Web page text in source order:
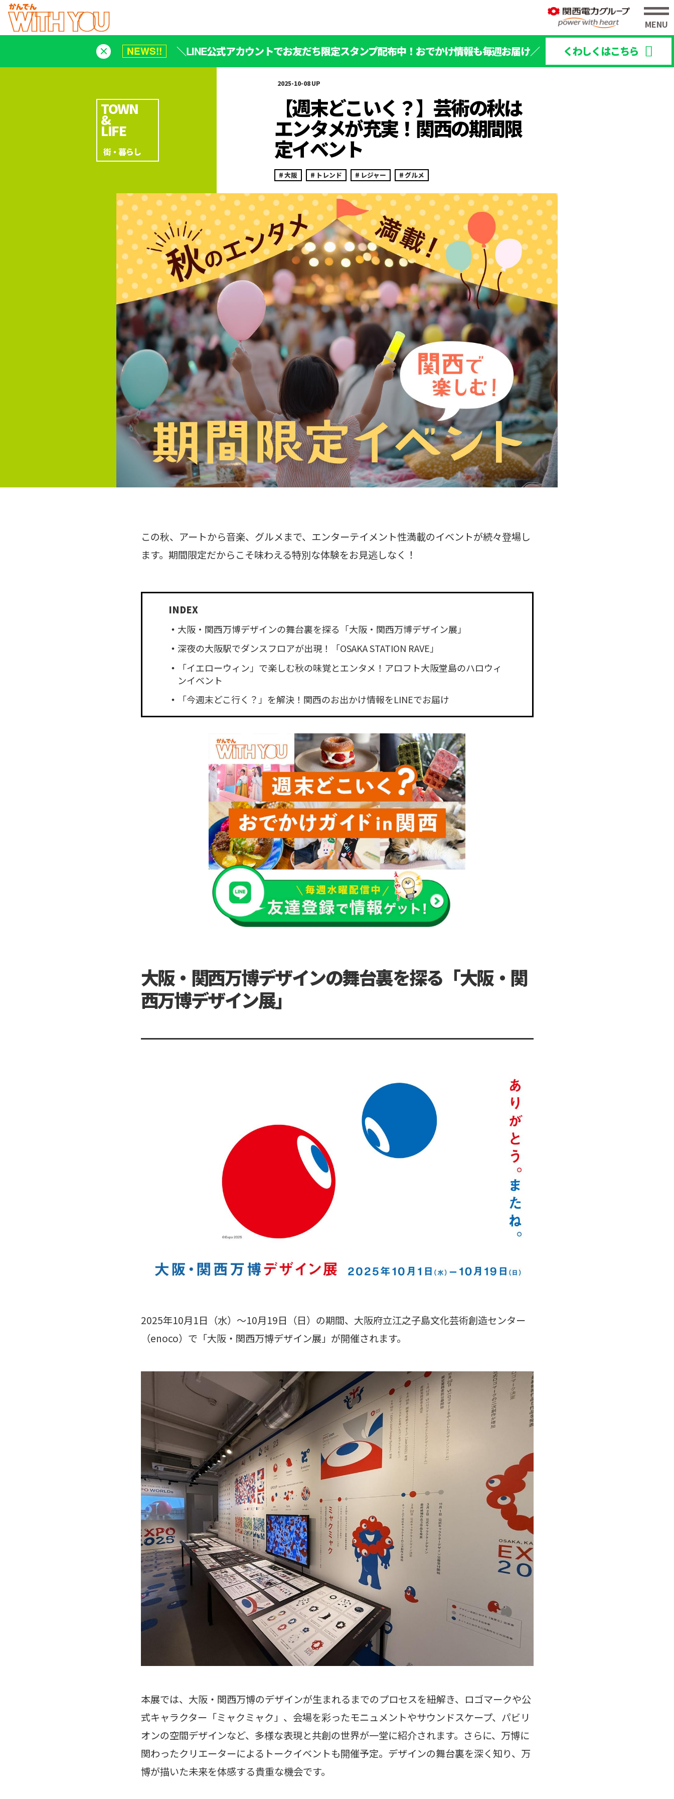
NEWS!! ＼LINE公式アカウントでお友だち限定スタンプ配布中！おでかけ情報も毎週お届け／ くわしくはこちら
2025-10-08
【週末どこいく？】芸術の秋は
エンタメが充実！関西の期間限
定イベント
大阪 トレンド レジャー グルメ
この秋、アートから音楽、グルメまで、エンターテイメント性満載のイベントが続々登場し
ます。期間限定だからこそ味わえる特別な体験をお見逃しなく！
大阪・関西万博デザインの舞台裏を探る「大阪・関西万博デザイン展」
深夜の大阪駅でダンスフロアが出現！「OSAKA STATION RAVE」
「イエローウィン」で楽しむ秋の味覚とエンタメ！アロフト大阪堂島のハロウィ
ンイベント
「今週末どこ行く？」を解決！関西のお出かけ情報をLINEでお届け
大阪・関西万博デザインの舞台裏を探る「大阪・関
西万博デザイン展」
2025年10月1日（水）～10月19日（日）の期間、大阪府立江之子島文化芸術創造センター
（enoco）で「大阪・関西万博デザイン展」が開催されます。
本展では、大阪・関西万博のデザインが生まれるまでのプロセスを紐解き、ロゴマークや公
式キャラクター「ミャクミャク」、会場を彩ったモニュメントやサウンドスケープ、パビリ
オンの空間デザインなど、多様な表現と共創の世界が一堂に紹介されます。さらに、万博に
関わったクリエーターによるトークイベントも開催予定。デザインの舞台裏を深く知り、万
博が描いた未来を体感する貴重な機会です。